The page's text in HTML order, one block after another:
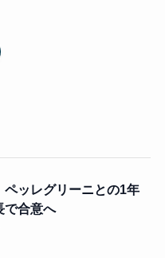
ペッレグリーニとの1年
で合意へ